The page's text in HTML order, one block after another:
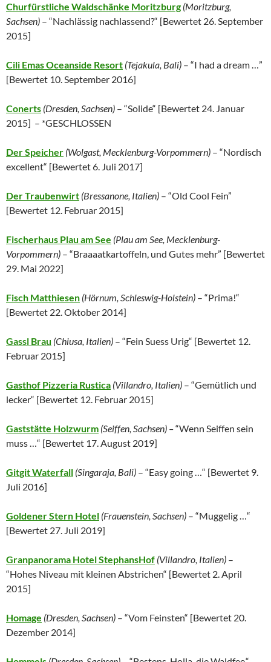
Churfürstliche Waldschänke Moritzburg (Moritzburg,
Sachsen) – “Nachlässig nachlassend?“ [Bewertet 26. September
2015]
Cili Emas Oceanside Resort (Tejakula, Bali) – “I had a dream …”
[Bewertet 10. September 2016]
Conerts (Dresden, Sachsen) – “Solide“ [Bewertet 24. Januar
2015] – *GESCHLOSSEN
Der Speicher (Wolgast, Mecklenburg-Vorpommern) – “Nordisch
excellent“ [Bewertet 6. Juli 2017]
Der Traubenwirt (Bressanone, Italien) – “Old Cool Fein”
[Bewertet 12. Februar 2015]
Fischerhaus Plau am See (Plau am See, Mecklenburg-
Vorpommern) – “Braaaatkartoffeln, und Gutes mehr” [Bewertet
29. Mai 2022]
Fisch Matthiesen (Hörnum, Schleswig-Holstein) – “Prima!“
[Bewertet 22. Oktober 2014]
Gassl Brau (Chiusa, Italien) – “Fein Suess Urig“ [Bewertet 12.
Februar 2015]
Gasthof Pizzeria Rustica (Villandro, Italien) – “Gemütlich und
lecker“ [Bewertet 12. Februar 2015]
Gaststätte Holzwurm (Seiffen, Sachsen) –“Wenn Seiffen sein
muss …“ [Bewertet 17. August 2019]
Gitgit Waterfall (Singaraja, Bali) – “Easy going …“ [Bewertet 9.
Juli 2016]
Goldener Stern Hotel (Frauenstein, Sachsen) – “Muggelig …“
[Bewertet 27. Juli 2019]
Granpanorama Hotel StephansHof (Villandro, Italien) –
“Hohes Niveau mit kleinen Abstrichen“ [Bewertet 2. April
2015]
Homage (Dresden, Sachsen) – “Vom Feinsten“ [Bewertet 20.
Dezember 2014]